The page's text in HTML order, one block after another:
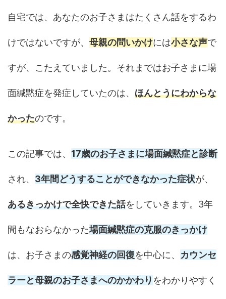
自宅では、あなたのお子さまはたくさん話をするわ
けではないですが、 母親の問いかけには小さな声で
すが、こたえていました。それまではお子さまに場
面緘黙症を発症していたのは、 ほんとうにわからな
かったのです。
この記事では、 17歳のお子さまに場面緘黙症と診断
され、 3年間どうすることができなかった症状が、
あるきっかけで全快できた話をしていきます。3年
間もなおらなかった場面緘黙症の克服のきっかけ
は、お子さまの感覚神経の回復を中心に、 カウンセ
ラーと母親のお子さまへのかかわり をわかりやすく